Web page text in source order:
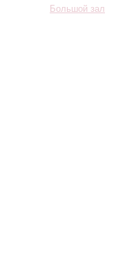
Большой зал